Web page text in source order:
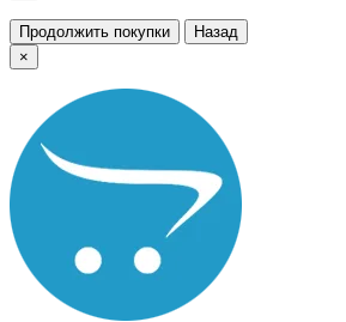
Продолжить покупки
Назад
×